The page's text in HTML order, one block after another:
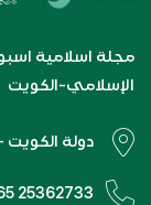
مجلة اسلامية
الإسلامي-الكويت
دولة الكويت
25362733